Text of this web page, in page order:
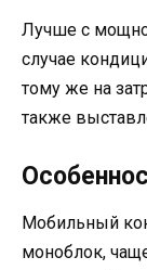
Лучше с
случае
тому же на
также
Мобильный
моноблок,